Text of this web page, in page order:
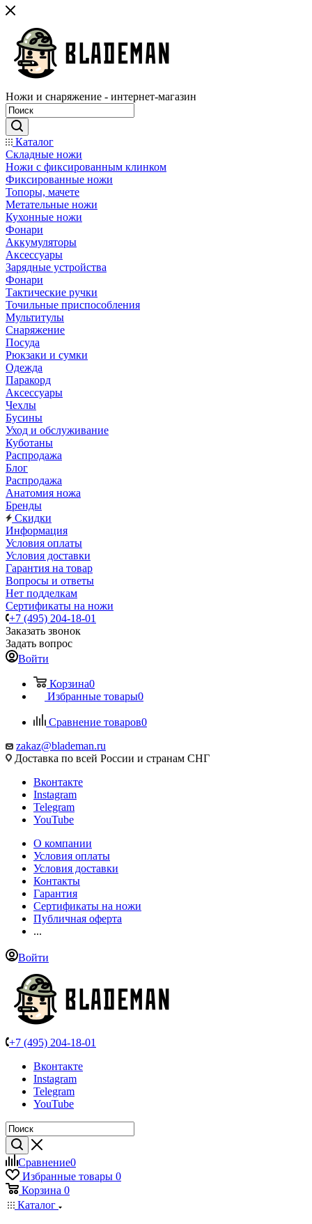
Ножи и снаряжение - интернет-магазин
Каталог
Складные ножи
Ножи с фиксированным клинком
Фиксированные ножи
Топоры, мачете
Метательные ножи
Кухонные ножи
Фонари
Аккумуляторы
Аксессуары
Зарядные устройства
Фонари
Тактические ручки
Точильные приспособления
Мультитулы
Снаряжение
Посуда
Рюкзаки и сумки
Одежда
Паракорд
Аксессуары
Чехлы
Бусины
Уход и обслуживание
Куботаны
Распродажа
Блог
Распродажа
Анатомия ножа
Бренды
Скидки
Информация
Условия оплаты
Условия доставки
Гарантия на товар
Вопросы и ответы
Нет подделкам
Сертификаты на ножи
+7 (495) 204-18-01
Заказать звонок
Задать вопрос
Войти
Корзина0
Избранные товары0
Сравнение товаров0
zakaz@blademan.ru
Доставка по всей России и странам СНГ
Вконтакте
Instagram
Telegram
YouTube
О компании
Условия оплаты
Условия доставки
Контакты
Гарантия
Сертификаты на ножи
Публичная оферта
...
Войти
+7 (495) 204-18-01
Вконтакте
Instagram
Telegram
YouTube
Сравнение0
Избранные товары 0
Корзина 0
Каталог